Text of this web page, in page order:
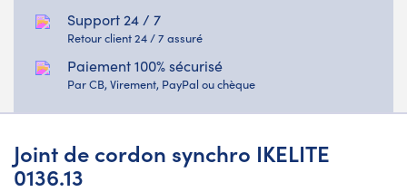
Support 24 / 7
Retour client 24 / 7 assuré
Paiement 100% sécurisé
Par CB, Virement, PayPal ou chèque
Joint de cordon synchro IKELITE
0136.13